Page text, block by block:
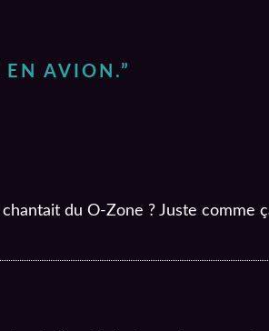
EN AVION.”
chantait du O-Zone ? Juste comme